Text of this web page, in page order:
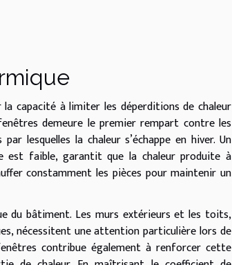
capacité à limiter les déperditions de chaleur
demeure le premier rempart contre les
lesquelles la chaleur s’échappe en hiver. Un
est faible, garantit que la chaleur produite à
constamment les pièces pour maintenir un
du bâtiment. Les murs extérieurs et les toits,
nécessitent une attention particulière lors de
contribue également à renforcer cette